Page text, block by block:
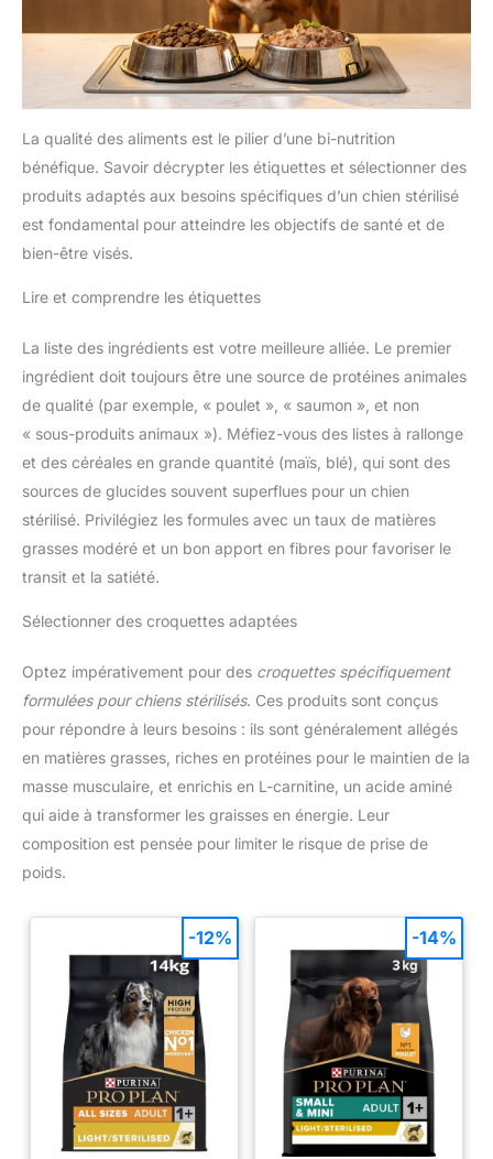
La qualité des aliments est le pilier d’une bi-nutrition
bénéfique. Savoir décrypter les étiquettes et sélectionner des
produits adaptés aux besoins spécifiques d’un chien stérilisé
est fondamental pour atteindre les objectifs de santé et de
bien-être visés.
Lire et comprendre les étiquettes
La liste des ingrédients est votre meilleure alliée. Le premier
ingrédient doit toujours être une source de protéines animales
de qualité (par exemple, « poulet », « saumon », et non
« sous-produits animaux »). Méfiez-vous des listes à rallonge
et des céréales en grande quantité (maïs, blé), qui sont des
sources de glucides souvent superflues pour un chien
stérilisé. Privilégiez les formules avec un taux de matières
grasses modéré et un bon apport en fibres pour favoriser le
transit et la satiété.
Sélectionner des croquettes adaptées
Optez impérativement pour des croquettes spécifiquement
formulées pour chiens stérilisés. Ces produits sont conçus
pour répondre à leurs besoins : ils sont généralement allégés
en matières grasses, riches en protéines pour le maintien de la
masse musculaire, et enrichis en L-carnitine, un acide aminé
qui aide à transformer les graisses en énergie. Leur
composition est pensée pour limiter le risque de prise de
poids.
-12% -14%